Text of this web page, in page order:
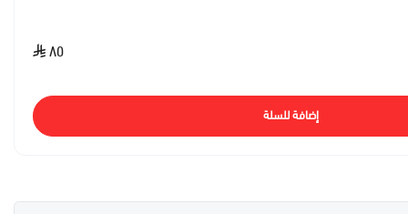
٨٥
إضافة للسلة